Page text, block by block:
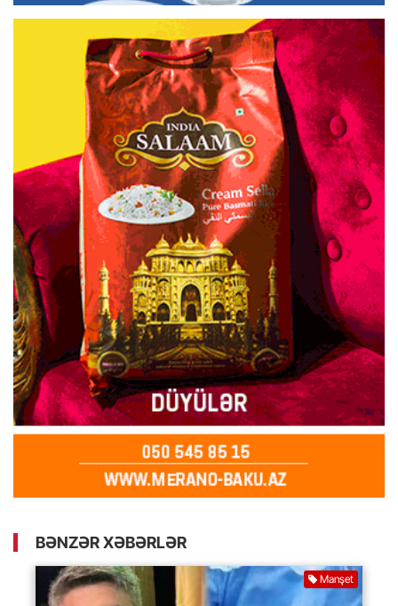
BƏNZƏR XƏBƏRLƏR
Manşet